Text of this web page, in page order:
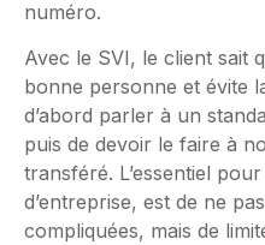
numéro.
Avec le SVI, le client sait
bonne personne et évite
d’abord parler à un
puis de devoir le faire à
transféré. L’essentiel
d’entreprise, est de ne
compliquées, mais de